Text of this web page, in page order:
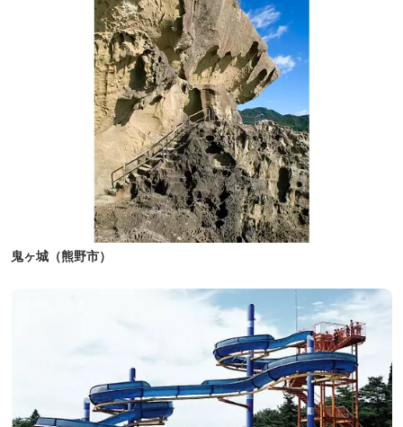
鬼ヶ城（熊野市）